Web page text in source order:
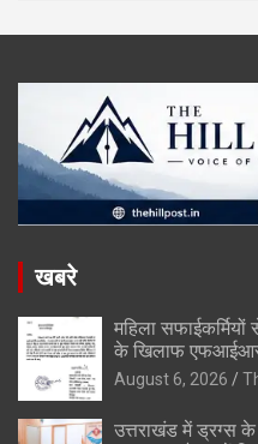
खबरे
महिला
के खिलाफ
August 6, 2026
उत्तराखंड में ड्रग्स